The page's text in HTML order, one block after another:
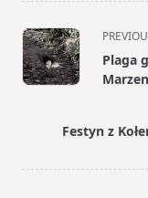
<span
class="nav-
subtitle
text">Page</span>
Plaga
Festyn z